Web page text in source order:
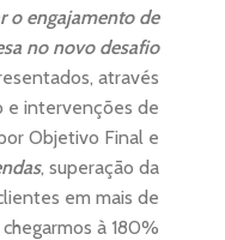
o engajamento de
no novo desafio
através
e intervenções de
Objetivo Final e
, superaçāo da
em mais de
à 180%